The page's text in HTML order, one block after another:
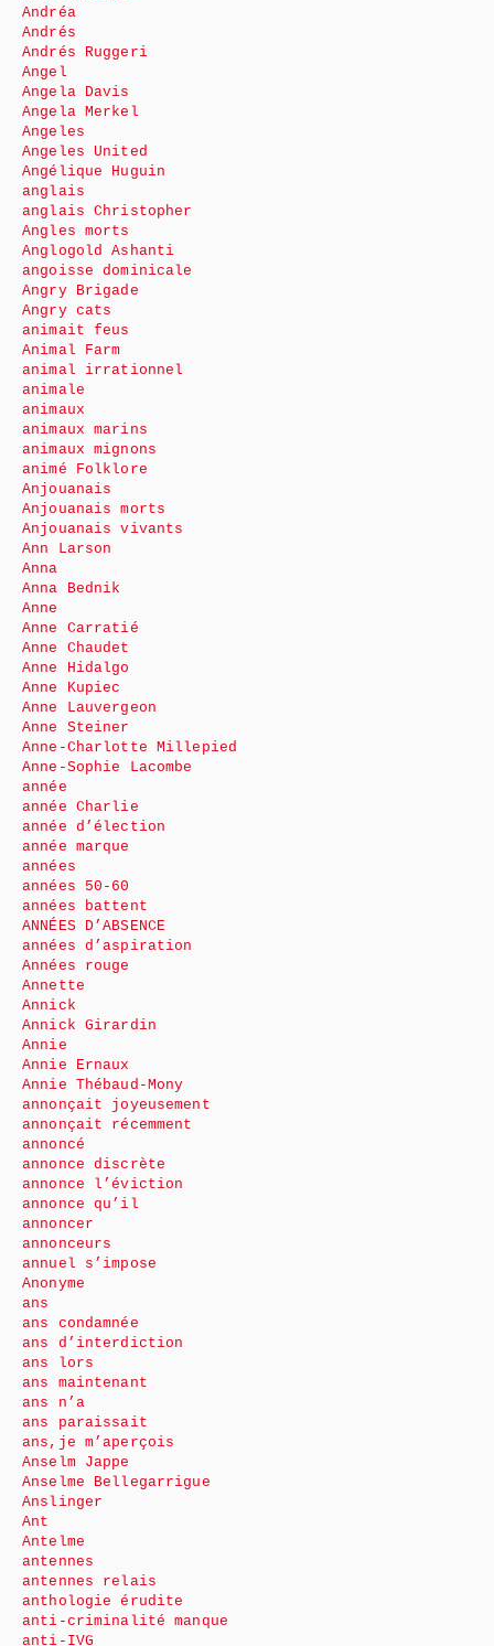
Andréa
Andrés
Andrés Ruggeri
Angel
Angela Davis
Angela Merkel
Angeles
Angeles United
Angélique Huguin
anglais
anglais Christopher
Angles morts
Anglogold Ashanti
angoisse dominicale
Angry Brigade
Angry cats
animait feus
Animal Farm
animal irrationnel
animale
animaux
animaux marins
animaux mignons
animé Folklore
Anjouanais
Anjouanais morts
Anjouanais vivants
Ann Larson
Anna
Anna Bednik
Anne
Anne Carratié
Anne Chaudet
Anne Hidalgo
Anne Kupiec
Anne Lauvergeon
Anne Steiner
Anne-Charlotte Millepied
Anne-Sophie Lacombe
année
année Charlie
année d’élection
année marque
années
années 50-60
années battent
ANNÉES D’ABSENCE
années d’aspiration
Années rouge
Annette
Annick
Annick Girardin
Annie
Annie Ernaux
Annie Thébaud-Mony
annonçait joyeusement
annonçait récemment
annoncé
annonce discrète
annonce l’éviction
annonce qu’il
annoncer
annonceurs
annuel s’impose
Anonyme
ans
ans condamnée
ans d’interdiction
ans lors
ans maintenant
ans n’a
ans paraissait
ans,je m’aperçois
Anselm Jappe
Anselme Bellegarrigue
Anslinger
Ant
Antelme
antennes
antennes relais
anthologie érudite
anti-criminalité manque
anti-IVG